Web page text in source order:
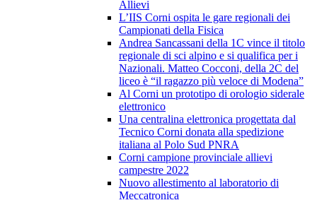
Allievi
L’IIS Corni ospita le gare regionali dei
Campionati della Fisica
Andrea Sancassani della 1C vince il titolo
regionale di sci alpino e si qualifica per i
Nazionali. Matteo Cocconi, della 2C del
liceo è “il ragazzo più veloce di Modena”
Al Corni un prototipo di orologio siderale
elettronico
Una centralina elettronica progettata dal
Tecnico Corni donata alla spedizione
italiana al Polo Sud PNRA
Corni campione provinciale allievi
campestre 2022
Nuovo allestimento al laboratorio di
Meccatronica